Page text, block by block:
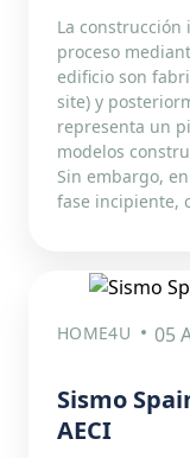
La
proceso
edificio son
site) y
representa un
modelos
Sin embargo,
fase incipiente,
HOME4U 05
Sismo
AECI